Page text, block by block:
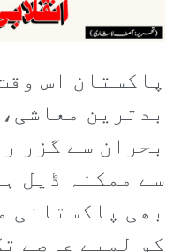
پاکستان اس
بدترین
بحران سے گزر
سے ممکنہ ڈیل
بھی پاکستانی